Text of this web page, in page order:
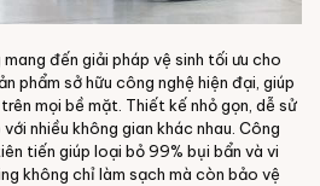
đến giải pháp vệ sinh tối ưu cho
phẩm sở hữu công nghệ hiện đại, giúp
mọi bề mặt. Thiết kế nhỏ gọn, dễ sử
nhiều không gian khác nhau. Công
tiến giúp loại bỏ 99% bụi bẩn và vi
không chỉ làm sạch mà còn bảo vệ